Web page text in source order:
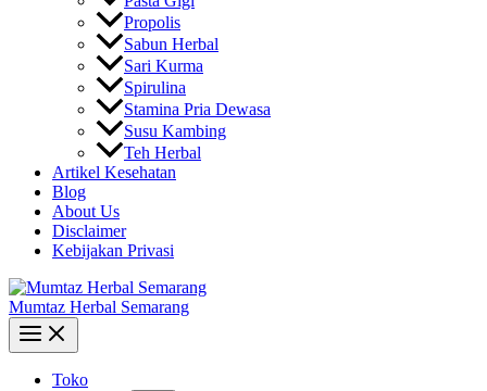
Propolis
Sabun Herbal
Sari Kurma
Spirulina
Stamina Pria Dewasa
Susu Kambing
Teh Herbal
Artikel Kesehatan
Blog
About Us
Disclaimer
Kebijakan Privasi
Mumtaz Herbal Semarang
Toko